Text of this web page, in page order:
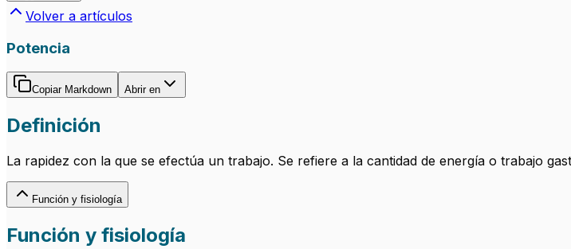
Volver a artículos
Potencia
Copiar Markdown Abrir en
Definición
La rapidez con la que se efectúa un trabajo. Se refiere a la cantidad de energía o trabajo
Función y fisiología
Función y fisiología